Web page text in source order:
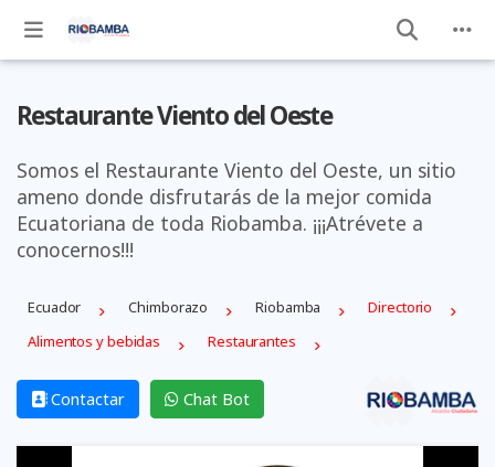
Restaurante Viento del Oeste
Somos el Restaurante Viento del Oeste, un sitio
ameno donde disfrutarás de la mejor comida
Ecuatoriana de toda Riobamba. ¡¡¡Atrévete a
conocernos!!!
Ecuador Chimborazo Riobamba
Directorio
Alimentos y bebidas
Restaurantes
Contactar Chat Bot